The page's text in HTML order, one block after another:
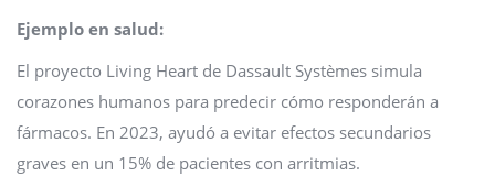
Ejemplo en salud:
El proyecto Living Heart de Dassault Systèmes simula
corazones humanos para predecir cómo responderán a
fármacos. En 2023, ayudó a evitar efectos secundarios
graves en un 15% de pacientes con arritmias.